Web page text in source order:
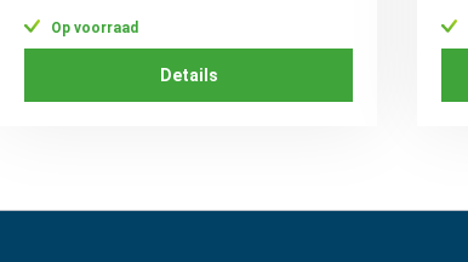
Op voorraad
Details